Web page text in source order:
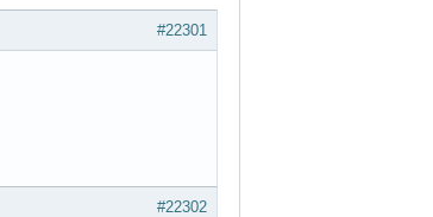
#22301
#22302